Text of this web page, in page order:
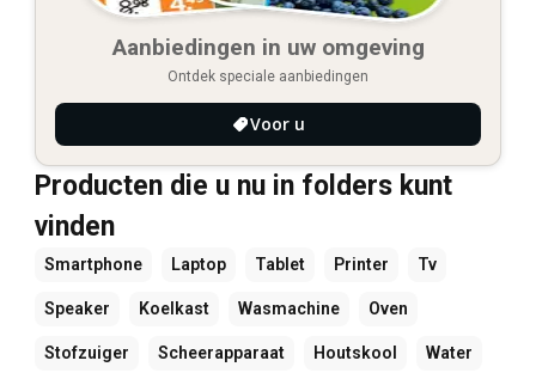
Aanbiedingen in uw omgeving
Ontdek speciale aanbiedingen
Voor u
Producten die u nu in folders kunt
vinden
Smartphone Laptop Tablet Printer Tv
Speaker Koelkast Wasmachine Oven
Stofzuiger Scheerapparaat Houtskool Water